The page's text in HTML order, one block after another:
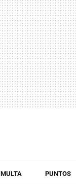
MULTA PUNTOS